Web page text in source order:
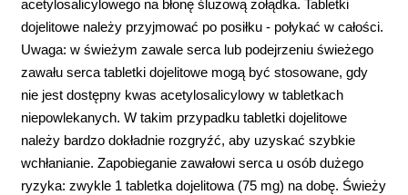
acetylosalicylowego na błonę śluzową żołądka. Tabletki
dojelitowe należy przyjmować po posiłku - połykać w całości.
Uwaga: w świeżym zawale serca lub podejrzeniu świeżego
zawału serca tabletki dojelitowe mogą być stosowane, gdy
nie jest dostępny kwas acetylosalicylowy w tabletkach
niepowlekanych. W takim przypadku tabletki dojelitowe
należy bardzo dokładnie rozgryźć, aby uzyskać szybkie
wchłanianie. Zapobieganie zawałowi serca u osób dużego
ryzyka: zwykle 1 tabletka dojelitowa (75 mg) na dobę. Świeży